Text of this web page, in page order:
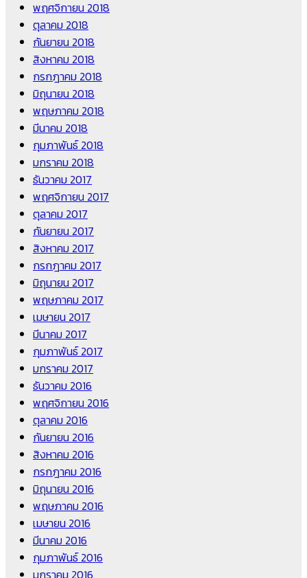
พฤศจิกายน 2018
ตุลาคม 2018
กันยายน 2018
สิงหาคม 2018
กรกฎาคม 2018
มิถุนายน 2018
พฤษภาคม 2018
มีนาคม 2018
กุมภาพันธ์ 2018
มกราคม 2018
ธันวาคม 2017
พฤศจิกายน 2017
ตุลาคม 2017
กันยายน 2017
สิงหาคม 2017
กรกฎาคม 2017
มิถุนายน 2017
พฤษภาคม 2017
เมษายน 2017
มีนาคม 2017
กุมภาพันธ์ 2017
มกราคม 2017
ธันวาคม 2016
พฤศจิกายน 2016
ตุลาคม 2016
กันยายน 2016
สิงหาคม 2016
กรกฎาคม 2016
มิถุนายน 2016
พฤษภาคม 2016
เมษายน 2016
มีนาคม 2016
กุมภาพันธ์ 2016